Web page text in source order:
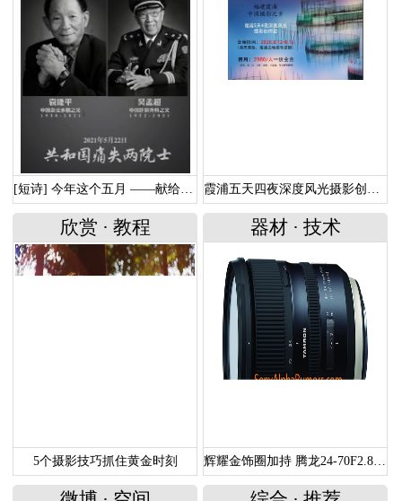
[短诗] 今年这个五月 ——献给走远的两位功勋院士 霞浦五天四夜深度风光摄影创作团
欣赏 · 教程
5个摄影技巧抓住黄金时刻
器材 · 技术
辉耀金饰圈加持 腾龙24-70F2.8G2谍照曝光